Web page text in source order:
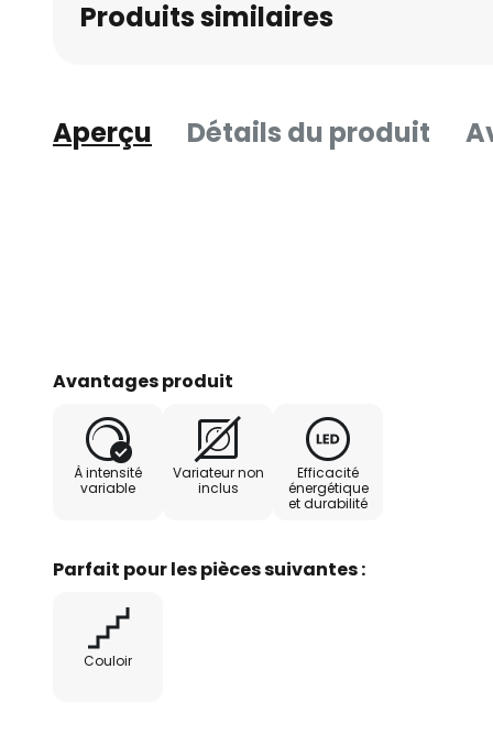
Produits similaires
Aperçu Détails du produit
Avantages produit
À intensité
variable
Variateur non
inclus
Efficacité
énergétique
et durabilité
Parfait pour les pièces suivantes :
Couloir